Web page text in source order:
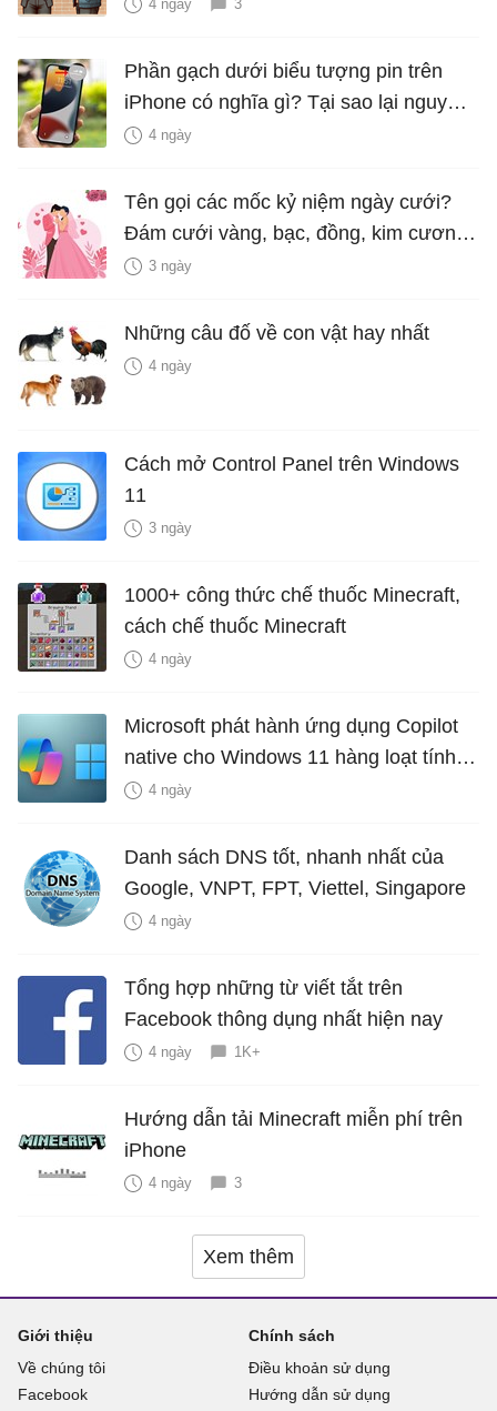
4 ngày 3
Phần gạch dưới biểu tượng pin trên
iPhone có nghĩa gì? Tại sao lại nguy
hiểm?
4 ngày
Tên gọi các mốc kỷ niệm ngày cưới?
Đám cưới vàng, bạc, đồng, kim cương
là bao nhiêu năm?
3 ngày
Những câu đố về con vật hay nhất
4 ngày
Cách mở Control Panel trên Windows
11
3 ngày
1000+ công thức chế thuốc Minecraft,
cách chế thuốc Minecraft
4 ngày
Microsoft phát hành ứng dụng Copilot
native cho Windows 11 hàng loạt tính
năng mới Hữu Ích
4 ngày
Danh sách DNS tốt, nhanh nhất của
Google, VNPT, FPT, Viettel, Singapore
4 ngày
Tổng hợp những từ viết tắt trên
Facebook thông dụng nhất hiện nay
4 ngày 1K+
Hướng dẫn tải Minecraft miễn phí trên
iPhone
4 ngày 3
Xem thêm
Giới thiệu
Về chúng tôi
Facebook
Chính sách
Điều khoản sử dụng
Hướng dẫn sử dụng